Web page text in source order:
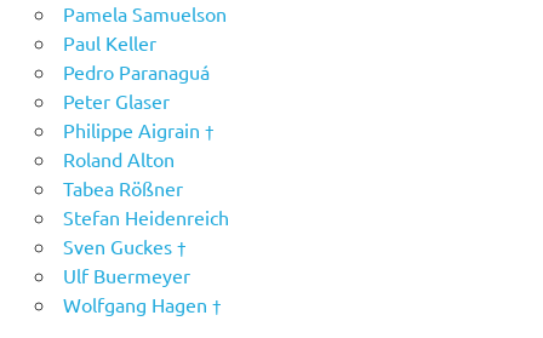
Pamela Samuelson
Paul Keller
Pedro Paranaguá
Peter Glaser
Philippe Aigrain †
Roland Alton
Tabea Rößner
Stefan Heidenreich
Sven Guckes †
Ulf Buermeyer
Wolfgang Hagen †